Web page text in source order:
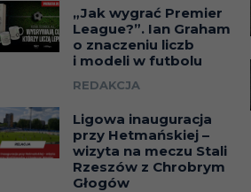
„Jak wygrać Premier
League?”. Ian Graham
o znaczeniu liczb
i modeli w futbolu
REDAKCJA
Ligowa inauguracja
przy Hetmańskiej –
wizyta na meczu Stali
Rzeszów z Chrobrym
Głogów